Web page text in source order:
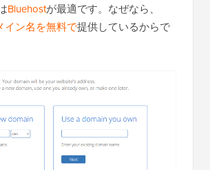
Bluehostが最適です。なぜなら、
イン名を無料で提供しているからで